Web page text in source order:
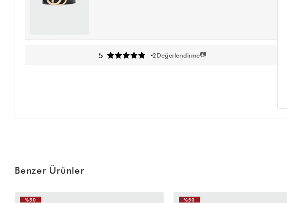
5 2Değerlendirme📷
Benzer Ürünler
%50 %50